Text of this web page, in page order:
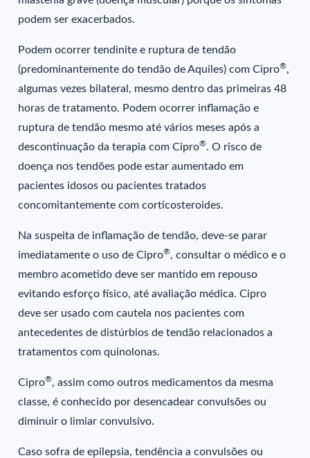
podem ser exacerbados.
Podem ocorrer tendinite e ruptura de tendão
(predominantemente do tendão de Aquiles) com Cipro®,
algumas vezes bilateral, mesmo dentro das primeiras 48
horas de tratamento. Podem ocorrer inflamação e
ruptura de tendão mesmo até vários meses após a
descontinuação da terapia com Cipro®. O risco de
doença nos tendões pode estar aumentado em
pacientes idosos ou pacientes tratados
concomitantemente com corticosteroides.
Na suspeita de inflamação de tendão, deve-se parar
imediatamente o uso de Cipro®, consultar o médico e o
membro acometido deve ser mantido em repouso
evitando esforço físico, até avaliação médica. Cipro
deve ser usado com cautela nos pacientes com
antecedentes de distúrbios de tendão relacionados a
tratamentos com quinolonas.
Cipro®, assim como outros medicamentos da mesma
classe, é conhecido por desencadear convulsões ou
diminuir o limiar convulsivo.
Caso sofra de epilepsia, tendência a convulsões ou